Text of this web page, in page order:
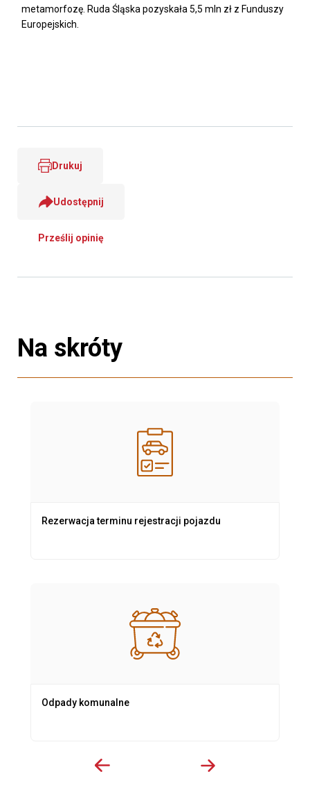
metamorfozę. Ruda Śląska pozyskała 5,5 mln zł z Funduszy
Europejskich.
Drukuj
Udostępnij
Prześlij opinię
Na skróty
Rezerwacja terminu rejestracji pojazdu
Odpady komunalne